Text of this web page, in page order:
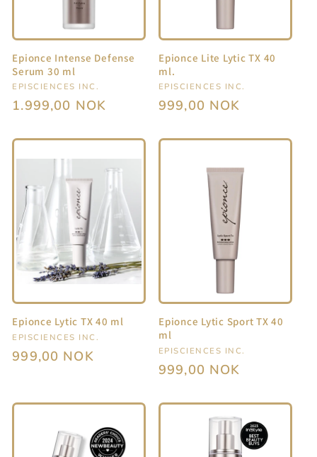
Epionce Intense Defense
Serum 30 ml
Selger:
EPISCIENCES INC.
Vanlig
1.999,00 NOK
Epionce Lite Lytic TX 40
ml.
Selger:
EPISCIENCES INC.
Vanlig
999,00 NOK
Epionce Lytic TX 40 ml
Selger:
EPISCIENCES INC.
Vanlig
999,00 NOK
Epionce Lytic Sport TX 40
ml
Selger:
EPISCIENCES INC.
Vanlig
999,00 NOK